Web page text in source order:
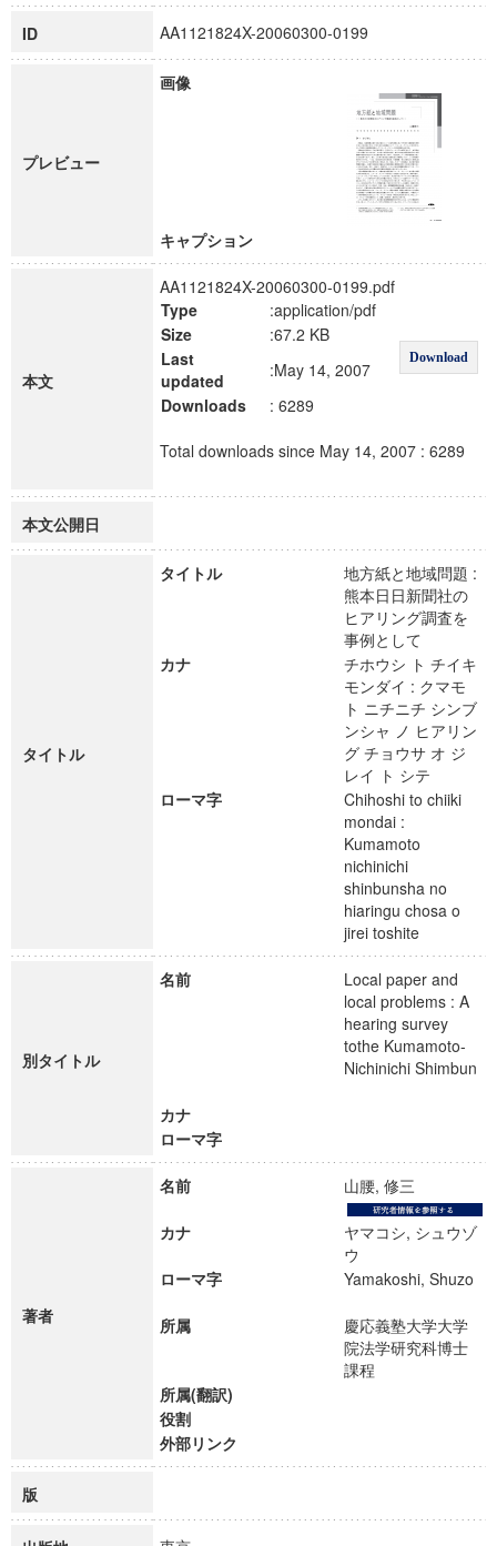
ID AA1121824X-20060300-0199
プレビュー
画像
キャプション
本文
AA1121824X-20060300-0199.pdf
Type
:application/pdf
Download
Size
:67.2 KB
Last
updated
:May 14, 2007
Downloads
: 6289
Total downloads since May 14, 2007 : 6289
本文公開日
タイトル
タイトル
地方紙と地域問題 :
熊本日日新聞社の
ヒアリング調査を
事例として
カナ
チホウシ ト チイキ
モンダイ : クマモ
ト ニチニチ シンブ
ンシャ ノ ヒアリン
グ チョウサ オ ジ
レイ ト シテ
ローマ字
Chihoshi to chiiki
mondai :
Kumamoto
nichinichi
shinbunsha no
hiaringu chosa o
jirei toshite
別タイトル
名前
Local paper and
local problems : A
hearing survey
tothe Kumamoto-
Nichinichi Shimbun
カナ
ローマ字
著者
名前 山腰, 修三
カナ
ヤマコシ, シュウゾ
ウ
ローマ字
Yamakoshi, Shuzo
所属
慶応義塾大学大学
院法学研究科博士
課程
所属(翻訳)
役割
外部リンク
版